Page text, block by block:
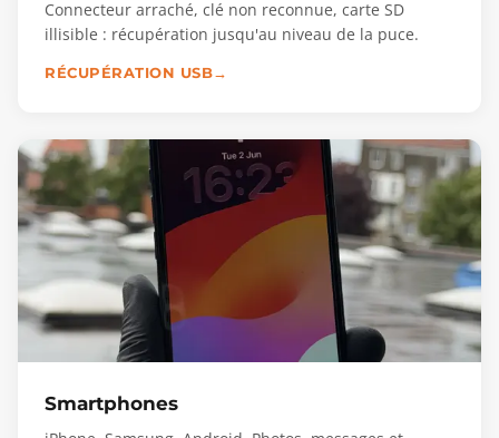
Connecteur arraché, clé non reconnue, carte SD
illisible : récupération jusqu'au niveau de la puce.
RÉCUPÉRATION USB
Smartphones